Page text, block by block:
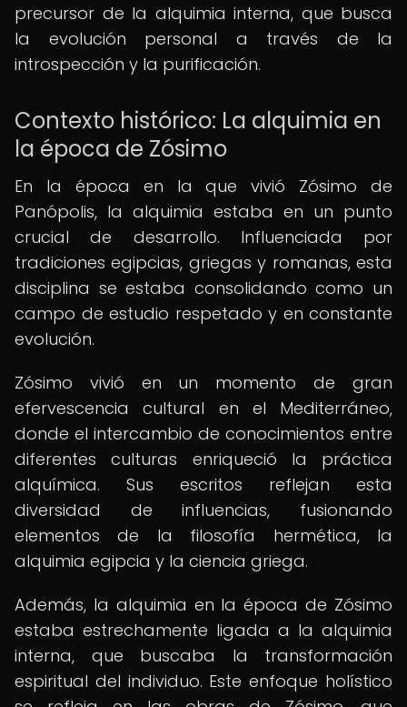
precursor de la alquimia interna, que busca
la evolución personal a través de la
introspección y la purificación.
Contexto histórico: La alquimia en
la época de Zósimo
En la época en la que vivió Zósimo de
Panópolis, la alquimia estaba en un punto
crucial de desarrollo. Influenciada por
tradiciones egipcias, griegas y romanas, esta
disciplina se estaba consolidando como un
campo de estudio respetado y en constante
evolución.
Zósimo vivió en un momento de gran
efervescencia cultural en el Mediterráneo,
donde el intercambio de conocimientos entre
diferentes culturas enriqueció la práctica
alquímica. Sus escritos reflejan esta
diversidad de influencias, fusionando
elementos de la filosofía hermética, la
alquimia egipcia y la ciencia griega.
Además, la alquimia en la época de Zósimo
estaba estrechamente ligada a la alquimia
interna, que buscaba la transformación
espiritual del individuo. Este enfoque holístico